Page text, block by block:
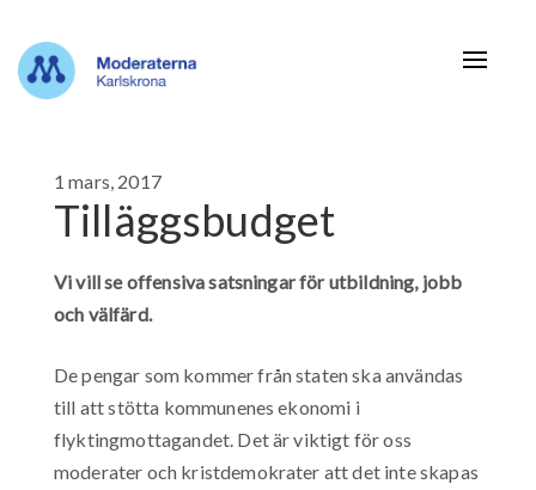
1 mars, 2017
Tilläggsbudget
Vi vill se offensiva satsningar för utbildning, jobb
och välfärd.
De pengar som kommer från staten ska användas
till att stötta kommunenes ekonomi i
flyktingmottagandet. Det är viktigt för oss
moderater och kristdemokrater att det inte skapas